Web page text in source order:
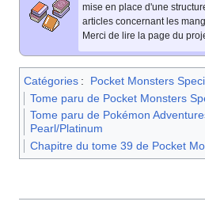
mise en place d'une
articles concernant les
Merci de lire la page du
Catégories : Pocket Monsters
Tome paru de Pocket Monsters
Tome paru de Pokémon
Pearl/Platinum
Chapitre du tome 39 de Pocket